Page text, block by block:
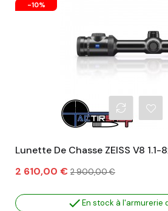
-10%
Lunette De Chasse ZEISS V8
Prix
2 610,00 € Prix
2 900,00 €
En stock à l'armurerie